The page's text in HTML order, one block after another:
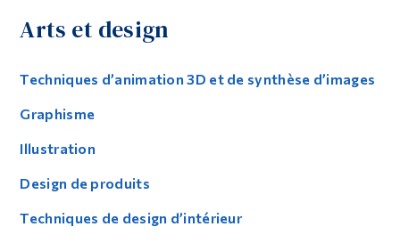
Arts et design
Techniques d’animation 3D et de synthèse d’images
Graphisme
Illustration
Design de produits
Techniques de design d’intérieur